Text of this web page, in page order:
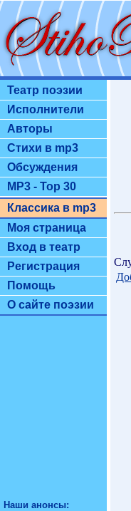
Театр поэзии
Исполнители
Авторы
Стихи в mp3
Обсуждения
MP3 - Top 30
Классика в mp3
Моя страница
Вход в театр
Регистрация
Помощь
О сайте поэзии
Наши анонсы: